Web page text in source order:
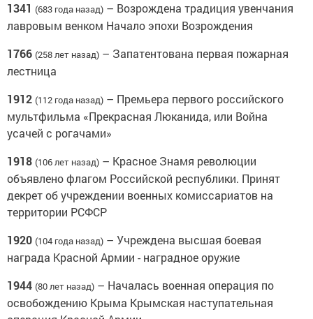
1341 (683 года назад) – Возрождена традиция увенчания
лавровым венком Начало эпохи Возрождения
1766 (258 лет назад) – Запатентована первая пожарная
лестница
1912 (112 года назад) – Премьера первого российского
мультфильма «Прекрасная Люканида, или Война
усачей с рогачами»
1918 (106 лет назад) – Красное Знамя революции
объявлено флагом Российской республики. Принят
декрет об учреждении военных комиссариатов на
территории РСФСР
1920 (104 года назад) – Учреждена высшая боевая
награда Красной Армии - наградное оружие
1944 (80 лет назад) – Началась военная операция по
освобождению Крыма Крымская наступательная